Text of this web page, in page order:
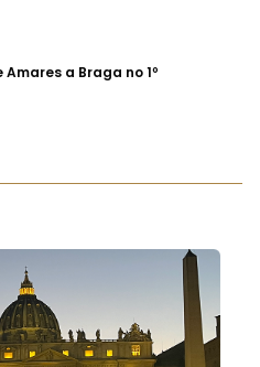
a Braga no 1º